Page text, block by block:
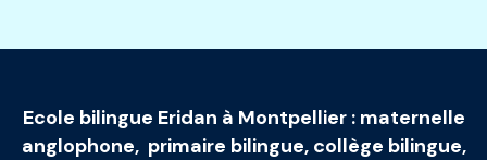
Ecole bilingue Eridan à Montpellier: maternelle
anglophone, primaire bilingue, collège bilingue,